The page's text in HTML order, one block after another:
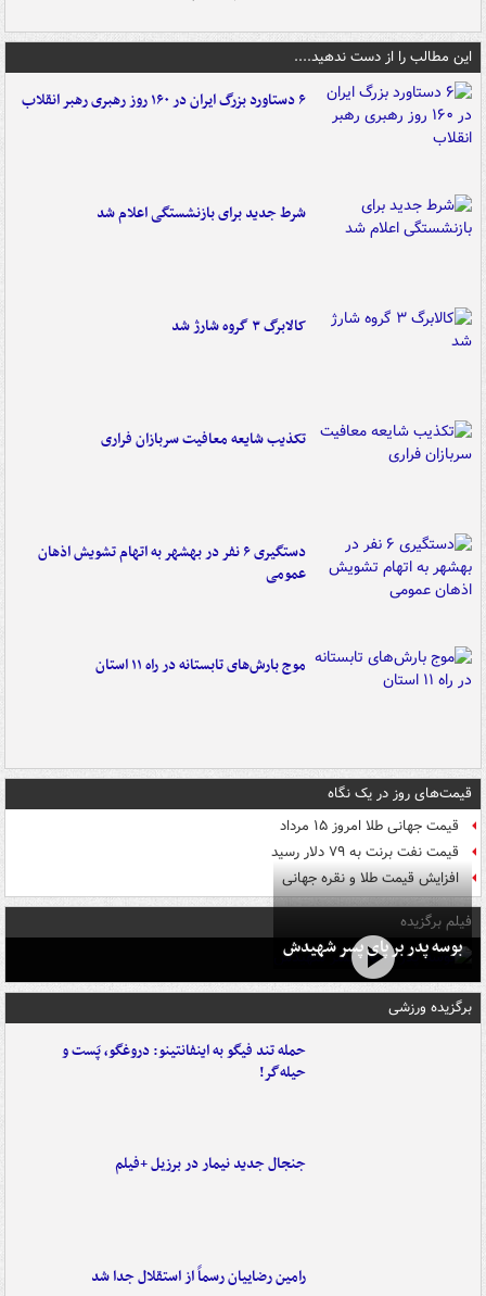
این مطالب را از دست ندهید....
۶ دستاورد بزرگ ایران در ۱۶۰ روز رهبری رهبر انقلاب
شرط جدید برای بازنشستگی اعلام شد
کالابرگ ۳ گروه شارژ شد
تکذیب شایعه معافیت سربازان فراری
دستگیری ۶ نفر در بهشهر به اتهام تشویش اذهان
عمومی
موج بارش‌های تابستانه در راه ۱۱ استان
قیمت‌های روز در یک نگاه
قیمت جهانی طلا امروز ۱۵ مرداد
قیمت نفت برنت به ۷۹ دلار رسید
افزایش قیمت طلا و نقره جهانی
فیلم برگزیده
بوسه‌ پدر بر پای پسر شهیدش
برگزیده ورزشی
حمله تند فیگو به اینفانتینو: دروغگو، پَست‌ و
حیله‌گر!
جنجال جدید نیمار در برزیل +فیلم
رامین رضاییان رسماً از استقلال جدا شد